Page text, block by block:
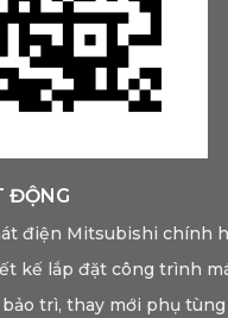
ĐỘNG
điện Mitsubishi chính
kế lắp đặt công trình
trì, thay mới phụ tùng